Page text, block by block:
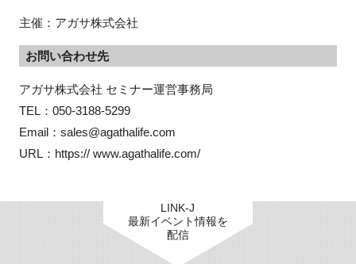
主催：アガサ株式会社
お問い合わせ先
アガサ株式会社 セミナー運営事務局
TEL：050-3188-5299
Email：sales@agathalife.com
URL：https:// www.agathalife.com/
LINK-J
最新イベント情報を
配信